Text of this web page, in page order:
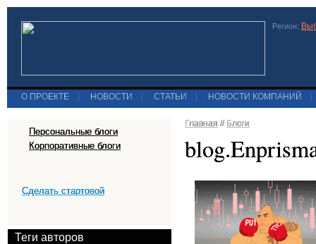
Регион:
О ПРОЕКТЕ НОВОСТИ СТАТЬИ НОВОСТИ КОМПАНИЙ
Персональные блоги
Корпоративные блоги
Сделать стартовой
Теги авторов
Главная // Блоги